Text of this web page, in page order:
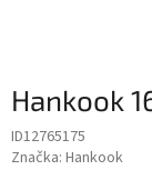
Hankook
ID12765175
Značka: Hankook